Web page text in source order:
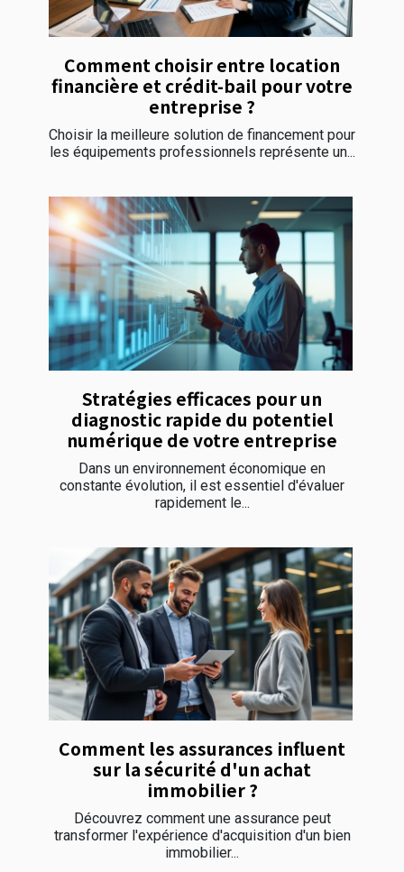
Comment choisir entre location
financière et crédit-bail pour votre
entreprise ?
Choisir la meilleure solution de financement pour
les équipements professionnels représente un...
Stratégies efficaces pour un
diagnostic rapide du potentiel
numérique de votre entreprise
Dans un environnement économique en
constante évolution, il est essentiel d'évaluer
rapidement le...
Comment les assurances influent
sur la sécurité d'un achat
immobilier ?
Découvrez comment une assurance peut
transformer l'expérience d'acquisition d'un bien
immobilier...